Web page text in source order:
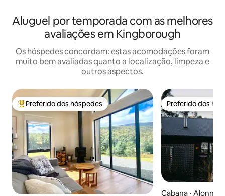
Aluguel por temporada com as melhores
avaliações em Kingborough
Os hóspedes concordam: estas acomodações foram
muito bem avaliadas quanto a localização, limpeza e
outros aspectos.
Entre os melhores preferidos dos hóspedes
Preferido dos hóspedes Preferido dos
Preferido dos
Cabana ⋅ Alonnah